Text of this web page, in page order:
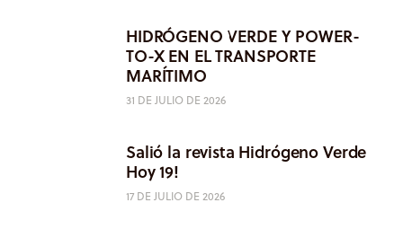
HIDRÓGENO VERDE Y POWER-
TO-X EN EL TRANSPORTE
MARÍTIMO
31 DE JULIO DE 2026
Salió la revista Hidrógeno Verde
Hoy 19!
17 DE JULIO DE 2026